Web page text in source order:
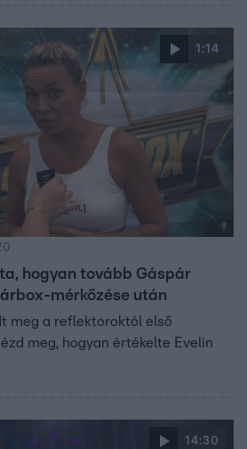
1:14
hogyan tovább Gáspár
mérkőzése után
meg a reflektoroktól első
meg, hogyan értékelte Evelin
14:30